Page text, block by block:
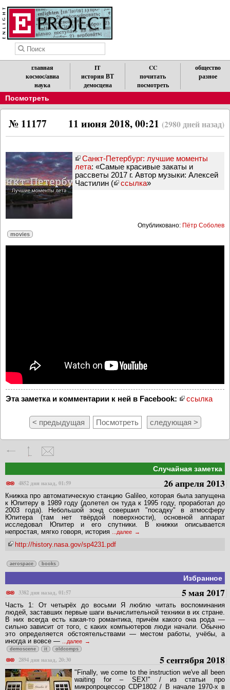
главная
космос/авиа
наука
IT
история ВТ
демосцена
CC
почитать
посмотреть
общество
разное
Посмотреть
11 июня 2018, 00:21 (2980 дней назад)
№ 11177
Санкт-Петербург: лучшие моменты
лета: «Самые красивые закаты и
рассветы 2017 г. Автор музыки: Алексей
Частилин (
ссылка»
Опубликовано: Пётр Соболев
movies
Эта заметка и комментарии к ней в Facebook: ссылка
< предыдущая Посмотреть следующая >
Случайная заметка
4852 дня назад, 01:59
26 апреля 2013
Книжка про автоматическую станцию Galileo, которая была запущена
к Юпитеру в 1989 году (долетел он туда к 1995 году, проработал до
2003 года). Небольшой зонд совершил "посадку" в атмосферу
Юпитера (там нет твёрдой поверхности), основной аппарат
исследовал Юпитер и его спутники. В книжки описывается
непростая, мягко говоря, история
...далее
http://history.nasa.gov/sp4231.pdf
aerospace books
Избранное
3382 дня назад, 01:57
5 мая 2017
Часть 1: От четырёх до восьми Я люблю читать воспоминания
людей, заставших первые шаги вычислительной техники в их стране.
В них всегда есть какая-то романтика, причём какого она рода —
сильно зависит от того, с каких компьютеров люди начали. Обычно
это определяется обстоятельствами — местом работы, учёбы, а
иногда и вовсе —
...далее
demoscene it oldcomps
2894 дня назад, 20:30 5 сентября 2018
"Finally, we come to the instruction we've all been
waiting for – SEX!" / из статьи про
микропроцессор CDP1802 / В начале 1970-х в